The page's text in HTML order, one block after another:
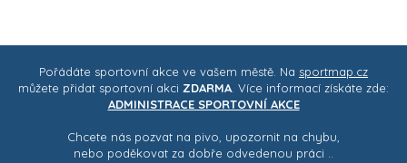
Pořádáte sportovní akce ve vašem městě. Na sportmap.cz
můžete přidat sportovní akci ZDARMA . Více informací získáte zde:
ADMINISTRACE SPORTOVNÍ AKCE
Chcete nás pozvat na pivo, upozornit na chybu,
nebo poděkovat za dobře odvedenou práci ..